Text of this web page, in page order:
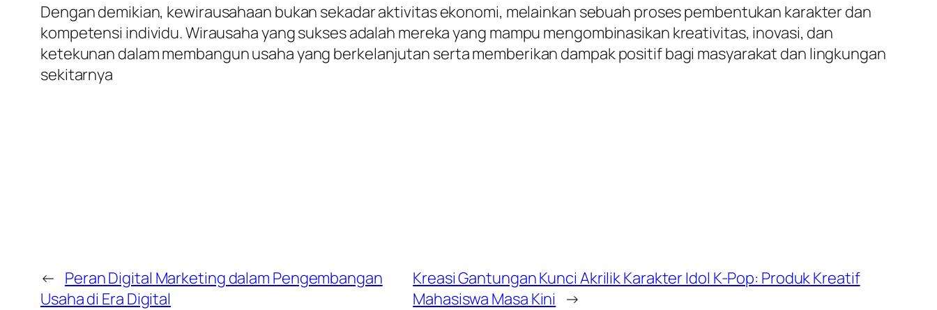
Dengan demikian, kewirausahaan bukan sekadar aktivitas ekonomi, melainkan sebuah proses pembentukan karakter dan
kompetensi individu. Wirausaha yang sukses adalah mereka yang mampu mengombinasikan kreativitas, inovasi, dan
ketekunan dalam membangun usaha yang berkelanjutan serta memberikan dampak positif bagi masyarakat dan lingkungan
sekitarnya
← Peran Digital Marketing dalam Pengembangan
Usaha di Era Digital
Kreasi Gantungan Kunci Akrilik Karakter Idol K-Pop: Produk Kreatif
Mahasiswa Masa Kini →